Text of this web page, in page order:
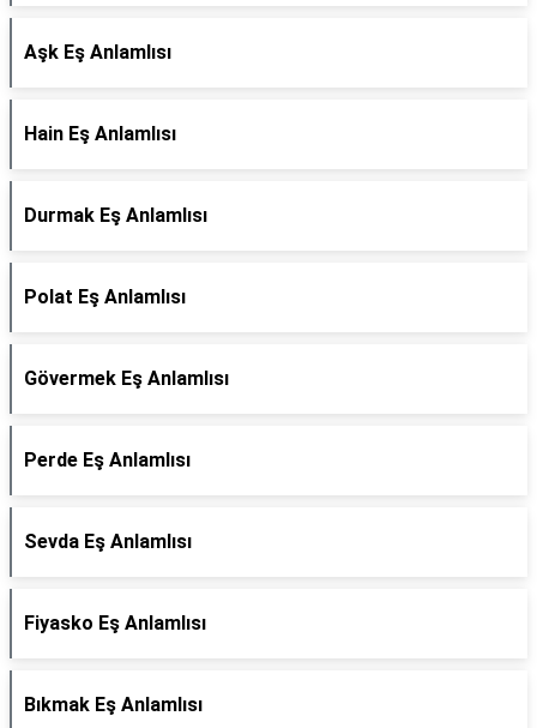
Aşk Eş Anlamlısı
Hain Eş Anlamlısı
Durmak Eş Anlamlısı
Polat Eş Anlamlısı
Gövermek Eş Anlamlısı
Perde Eş Anlamlısı
Sevda Eş Anlamlısı
Fiyasko Eş Anlamlısı
Bıkmak Eş Anlamlısı